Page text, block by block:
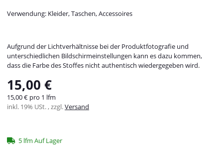
Verwendung: Kleider, Taschen, Accessoires
Aufgrund der Lichtverhältnisse bei der Produktfotografie und
unterschiedlichen Bildschirmeinstellungen kann es dazu kommen,
dass die Farbe des Stoffes nicht authentisch wiedergegeben wird.
15,00 €
15,00 € pro 1 lfm
inkl. 19% USt. , zzgl.Versand
5 lfm Auf Lager